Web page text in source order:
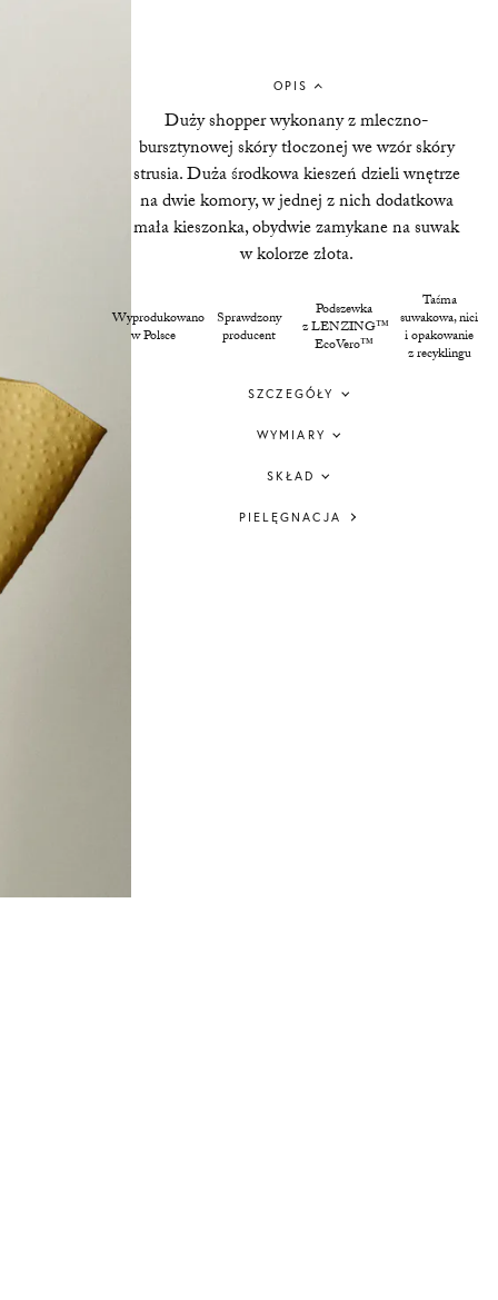
OPIS
Duży shopper wykonany z mleczno-
bursztynowej skóry tłoczonej we wzór skóry
strusia. Duża środkowa kieszeń dzieli wnętrze
na dwie komory, w jednej z nich dodatkowa
mała kieszonka, obydwie zamykane na suwak
w kolorze złota.
Wyprodukowano
w Polsce
Sprawdzony
producent
Podszewka
z LENZING™
EcoVero™
Taśma
suwakowa, nici
i opakowanie
z recyklingu
SZCZEGÓŁY
WYMIARY
SKŁAD
PIELĘGNACJA